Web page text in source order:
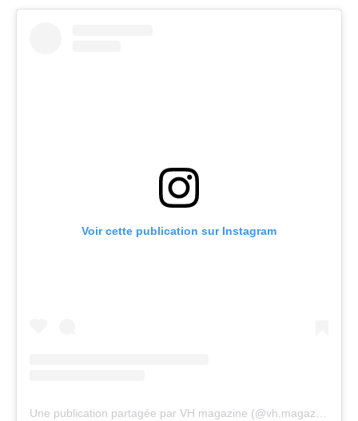
Voir cette publication sur Instagram
Une publication partagée par VH magazine (@vh.magazine)